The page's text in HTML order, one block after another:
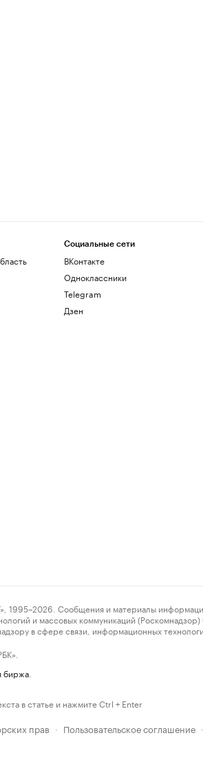
Социальные сети
ВКонтакте
Одноклассники
Telegram
Дзен
Сообщения и материалы
и массовых коммуникаций
в сфере связи, информационных
биржа
в статье и нажмите Ctrl + Enter
прав · Пользовательское соглашение ·